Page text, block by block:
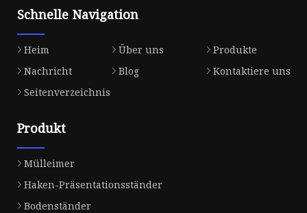
Schnelle Navigation
Heim Über uns
Produkte
Nachricht
Blog
Kontaktiere uns
Seitenverzeichnis
Produkt
Mülleimer
Haken-Präsentationsständer
Bodenständer